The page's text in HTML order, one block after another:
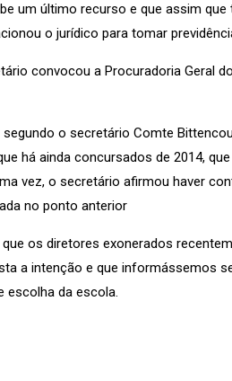
um último recurso e que assim
o jurídico para tomar
convocou a Procuradoria Geral
segundo o secretário Comte
há ainda concursados de 2014,
vez, o secretário afirmou haver
no ponto anterior
que os diretores exonerados
a intenção e que informássemos
escolha da escola.